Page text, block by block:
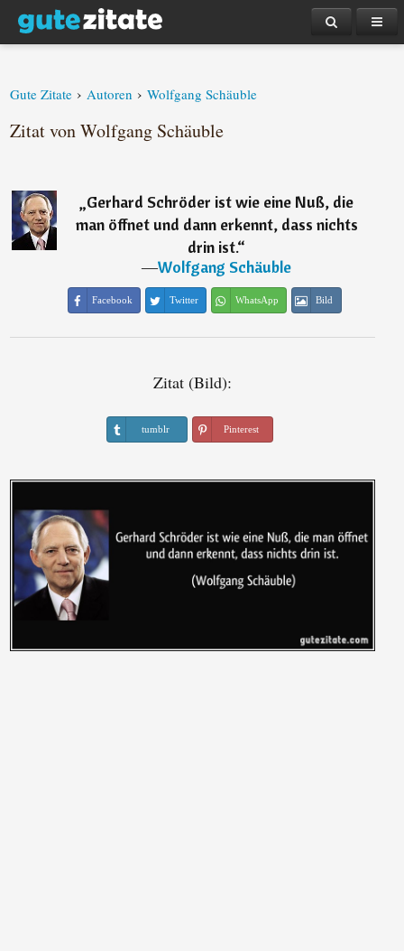
Gute Zitate › Autoren › Wolfgang Schäuble
Zitat von Wolfgang Schäuble
„Gerhard Schröder ist wie eine Nuß, die
man öffnet und dann erkennt, dass nichts
drin ist.“
―Wolfgang Schäuble
Facebook Twitter WhatsApp Bild
Zitat (Bild):
tumblr Pinterest